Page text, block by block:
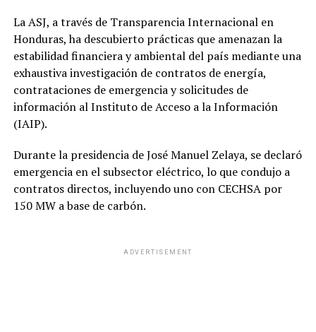
La ASJ, a través de Transparencia Internacional en
Honduras, ha descubierto prácticas que amenazan la
estabilidad financiera y ambiental del país mediante una
exhaustiva investigación de contratos de energía,
contrataciones de emergencia y solicitudes de
información al Instituto de Acceso a la Información
(IAIP).
Durante la presidencia de José Manuel Zelaya, se declaró
emergencia en el subsector eléctrico, lo que condujo a
contratos directos, incluyendo uno con CECHSA por
150 MW a base de carbón.
ADVERTISEMENT